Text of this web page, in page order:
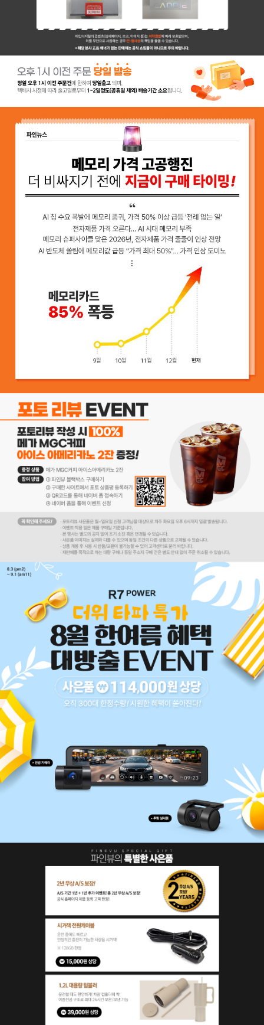
코 라이프 하세